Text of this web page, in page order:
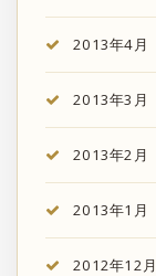
2013年4月
2013年3月
2013年2月
2013年1月
2012年12月